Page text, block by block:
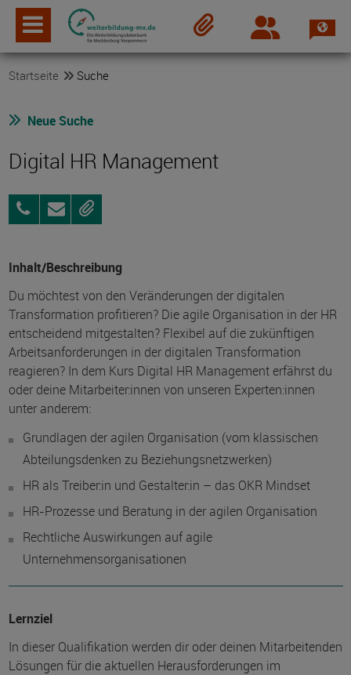
Login
Startseite Suche
Neue Suche
Digital HR Management
039771
55900-
AnfragenMerken
Inhalt/Beschreibung
Du möchtest von den Veränderungen der digitalen
Transformation profitieren? Die agile Organisation in der HR
entscheidend mitgestalten? Flexibel auf die zukünftigen
Arbeitsanforderungen in der digitalen Transformation
reagieren? In dem Kurs Digital HR Management erfährst du
oder deine Mitarbeiter:innen von unseren Experten:innen
unter anderem:
Grundlagen der agilen Organisation (vom klassischen
Abteilungsdenken zu Beziehungsnetzwerken)
HR als Treiber:in und Gestalter:in – das OKR Mindset
HR-Prozesse und Beratung in der agilen Organisation
Rechtliche Auswirkungen auf agile
Unternehmensorganisationen
Lernziel
In dieser Qualifikation werden dir oder deinen Mitarbeitenden
Lösungen für die aktuellen Herausforderungen im